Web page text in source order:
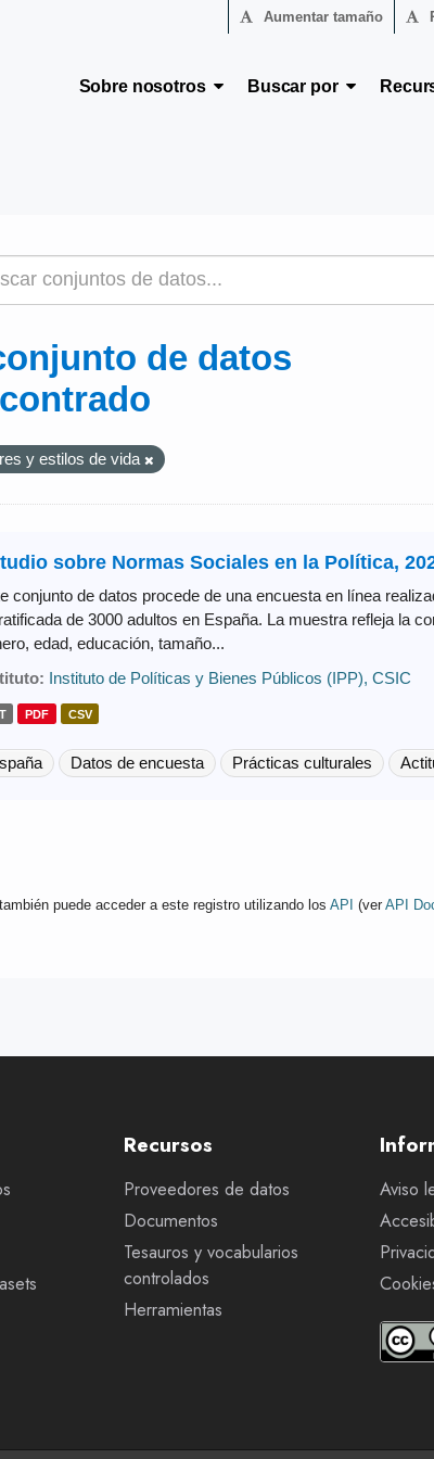
Aumentar tamaño
Sobre nosotros Buscar por
de datos
y estilos de vida
sobre Normas Sociales en la Política,
conjunto de datos procede de una encuesta en línea
de 3000 adultos en España. La muestra refleja la
edad, educación, tamaño...
Instituto de Políticas y Bienes Públicos (IPP), CSIC
PDF CSV
Datos de encuesta Prácticas culturales
puede acceder a este registro utilizando los API (ver API
Recursos
Proveedores de datos
Documentos
Tesauros y vocabularios
controlados
Herramientas
Aviso